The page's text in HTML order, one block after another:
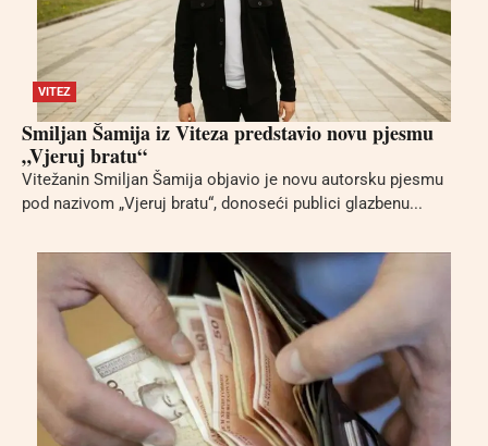
VITEZ
Smiljan Šamija iz Viteza predstavio novu pjesmu
„Vjeruj bratu“
Vitežanin Smiljan Šamija objavio je novu autorsku pjesmu
pod nazivom „Vjeruj bratu“, donoseći publici glazbenu...